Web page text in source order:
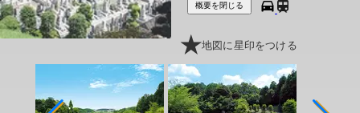
概要を閉じる
地図に星印をつける